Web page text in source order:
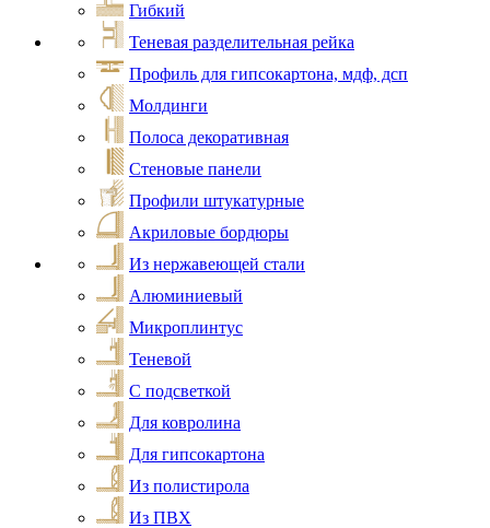
Гибкий
Теневая разделительная рейка
Профиль для гипсокартона, мдф, дсп
Молдинги
Полоса декоративная
Стеновые панели
Профили штукатурные
Акриловые бордюры
Из нержавеющей стали
Алюминиевый
Микроплинтус
Теневой
С подсветкой
Для ковролина
Для гипсокартона
Из полистирола
Из ПВХ